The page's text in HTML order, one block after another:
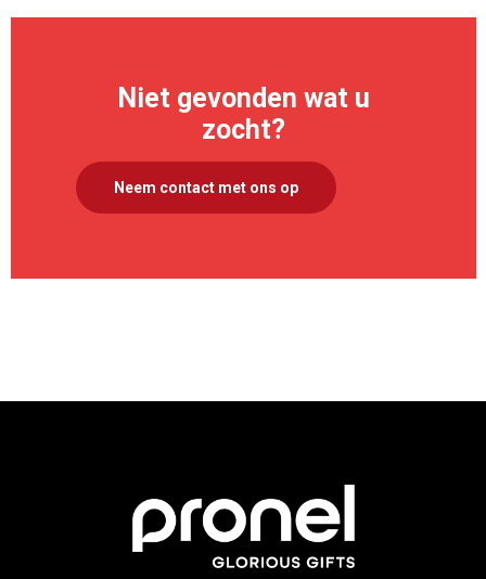
Niet gevonden wat u
zocht?
Neem contact met ons op